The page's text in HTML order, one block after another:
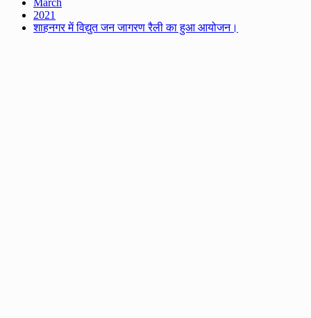
March
2021
शाहनगर में विद्युत जन जागरण रैली का हुआ आयोजन।